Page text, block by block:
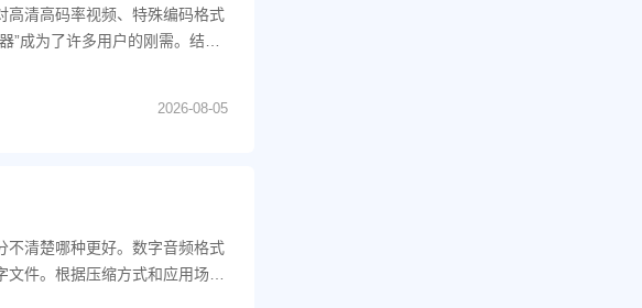
高清高码率视频、特殊编码格式
成为了许多用户的刚需。结合
2026-08-05
不清楚哪种更好。数字音频格式
件。根据压缩方式和应用场景